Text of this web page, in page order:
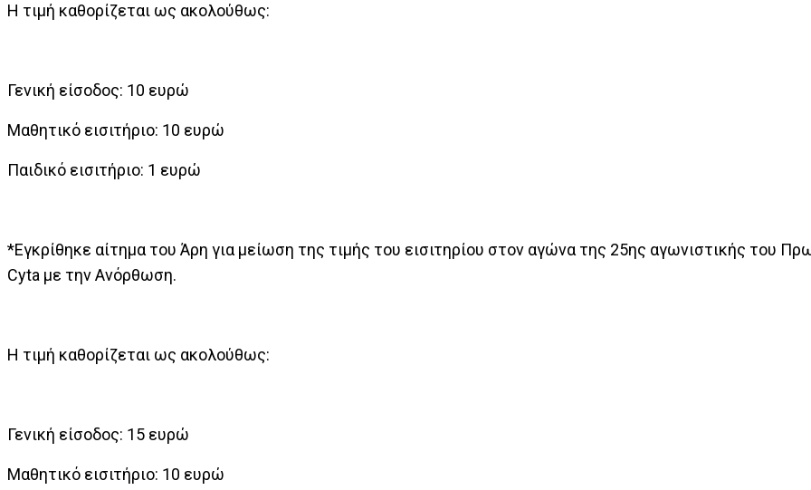
Η τιμή καθορίζεται ως ακολούθως:
Γενική είσοδος: 10 ευρώ
Μαθητικό εισιτήριο: 10 ευρώ
Παιδικό εισιτήριο: 1 ευρώ
*Εγκρίθηκε αίτημα του Άρη για μείωση της τιμής του εισιτηρίου στον αγώνα της 25ης αγωνιστικής του
Cyta με την Ανόρθωση.
Η τιμή καθορίζεται ως ακολούθως:
Γενική είσοδος: 15 ευρώ
Μαθητικό εισιτήριο: 10 ευρώ